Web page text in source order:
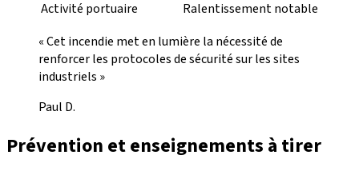
Activité portuaire
Ralentissement notable
« Cet incendie met en lumière la nécessité de
renforcer les protocoles de sécurité sur les sites
industriels »
Paul D.
Prévention et enseignements à tirer